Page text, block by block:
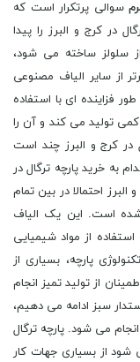
سوالی پرتکرار است که
در کرج و البرز را پیدا
سلولز ساخته می شود،
از سایر الیاف مصنوعی
فزاینده ای با استفاده
تولید می کند و آن را
کرج و البرز چند است
به خرید پارچه ترگال در
احتمالا در بین تمام
است. این یک الیاف
از مواد شیمیایی
پارچه، بسیاری از
از تولید تمیز انجام
سبز ادامه می دهیم،
انجام می شود. پارچه ترگال
از بسیاری جهات کار